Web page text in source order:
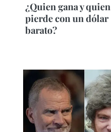
¿Quien gana y quien
pierde con un dólar
barato?